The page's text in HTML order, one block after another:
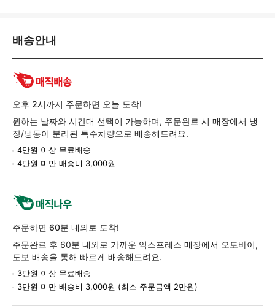
배
환/
품
보
배송안내
오후 2시까지 주문하면 오늘 도착!
원하는 날짜와 시간대 선택이 가능하며, 주문완료 시 매장에서 냉
장/냉동이 분리된 특수차량으로 배송해드려요.
4만원 이상 무료배송
4만원 미만 배송비 3,000원
주문하면 60분 내외로 도착!
주문완료 후 60분 내외로 가까운 익스프레스 매장에서 오토바이,
도보 배송을 통해 빠르게 배송해드려요.
3만원 이상 무료배송
3만원 미만 배송비 3,000원 (최소 주문금액 2만원)